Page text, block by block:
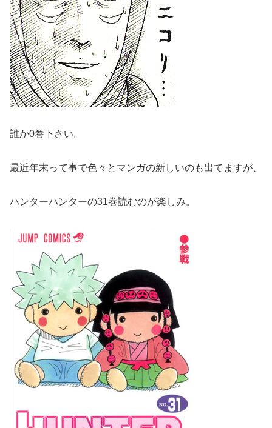
誰か0巻下さい。
最近年末って事で色々とマンガの新しいのも出てますが、
ハンターハンターの31巻読むのが楽しみ。